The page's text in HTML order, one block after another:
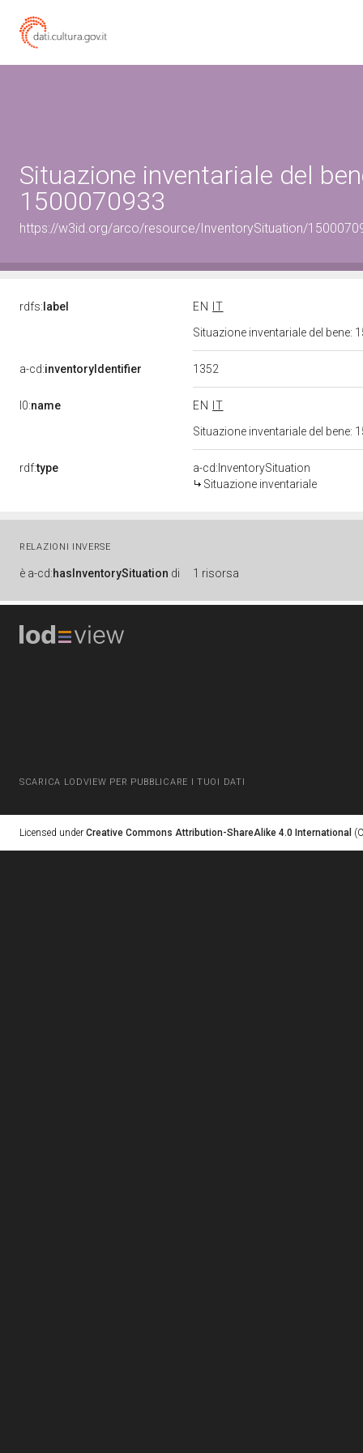
Situazione inventariale del
1500070933
https://w3id.org/arco/resource/InventorySituation/
rdfs: label EN
IT
Situazione inventariale del bene:
a-cd:inventoryIdentifier 1352
l0:name EN
IT
Situazione inventariale del bene:
rdf:type
a-cd:InventorySituation
Situazione inventariale
RELAZIONI INVERSE
è a-cd:hasInventorySituation di 1 risorsa
SCARICA LODVIEW PER PUBBLICARE I TUOI DATI
Licensed under Creative Commons Attribution-ShareAlike 4.0 International